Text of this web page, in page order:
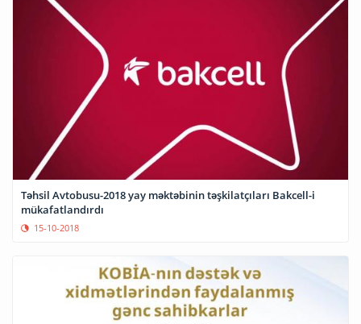
Təhsil Avtobusu-2018 yay məktəbinin təşkilatçıları Bakcell-i
mükafatlandırdı
15-10-2018